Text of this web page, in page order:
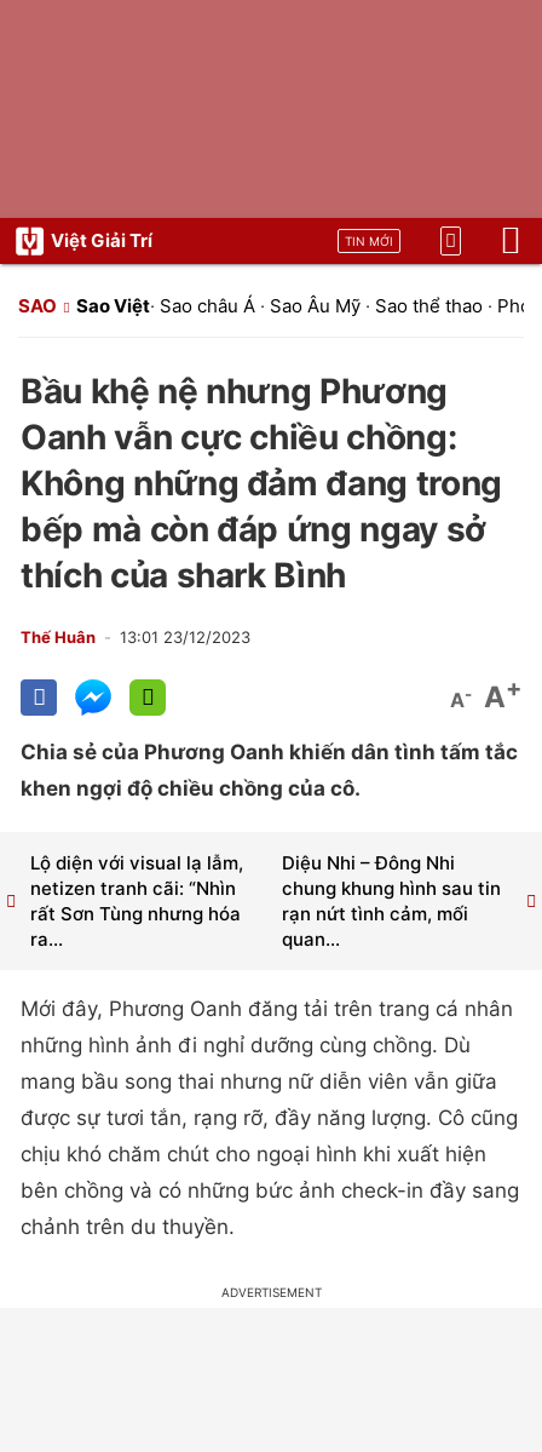
Việt Giải Trí TIN MỚI
SAO Sao Việt· Sao châu Á · Sao Âu Mỹ · Sao thể thao ·
Bầu khệ nệ nhưng Phương
Oanh vẫn cực chiều chồng:
Không những đảm đang trong
bếp mà còn đáp ứng ngay sở
thích của shark Bình
Thế Huân 13:01 23/12/2023
A- A+
Chia sẻ của Phương Oanh khiến dân tình tấm tắc
khen ngợi độ chiều chồng của cô.
Diệu Nhi – Đông Nhi
chung khung hình sau tin
rạn nứt tình cảm, mối
quan...
Lộ diện với visual lạ lẫm,
netizen tranh cãi: “Nhìn
rất Sơn Tùng nhưng hóa
ra...
Mới đây, Phương Oanh đăng tải trên trang cá nhân
những hình ảnh đi nghỉ dưỡng cùng chồng. Dù
mang bầu song thai nhưng nữ diễn viên vẫn giữa
được sự tươi tắn, rạng rỡ, đầy năng lượng. Cô cũng
chịu khó chăm chút cho ngoại hình khi xuất hiện
bên chồng và có những bức ảnh check-in đầy sang
chảnh trên du thuyền.